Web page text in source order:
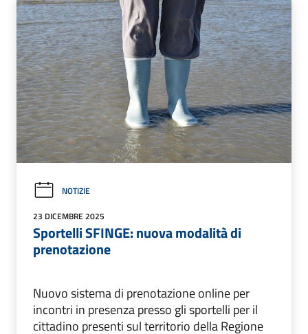
NOTIZIE
23 DICEMBRE 2025
Sportelli SFINGE: nuova modalità di
prenotazione
Nuovo sistema di prenotazione online per
incontri in presenza presso gli sportelli per il
cittadino presenti sul territorio della Regione